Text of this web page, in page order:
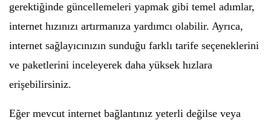
gerektiğinde güncellemeleri yapmak gibi temel adımlar,
internet hızınızı artırmanıza yardımcı olabilir. Ayrıca,
internet sağlayıcınızın sunduğu farklı tarife seçeneklerini
ve paketlerini inceleyerek daha yüksek hızlara
erişebilirsiniz.
Eğer mevcut internet bağlantınız yeterli değilse veya